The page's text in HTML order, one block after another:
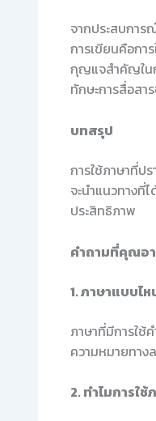
จากประสบการ
การเขียนคือกา
กุญแจสำคัญใน
ทักษะการสื่อสา
บทสรุป
การใช้ภาษาที่ป
จะนำแนวทางที่
ประสิทธิภาพ
คำถามที่คุณอ
1. ภาษาแบบไ
ภาษาที่มีการใช้
ความหมายทาง
2. ทำไมการใ